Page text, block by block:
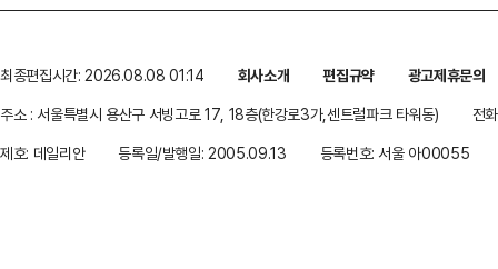
최종편집시간: 2026.08.08 01:14 회사소개 편집규약
광고제휴문의
주소 : 서울특별시 용산구 서빙고로 17, 18층(한강로3가,센트럴파크 타워동)
전
제호: 데일리안
등록일/발행일: 2005.09.13 등록번호: 서울 아00055